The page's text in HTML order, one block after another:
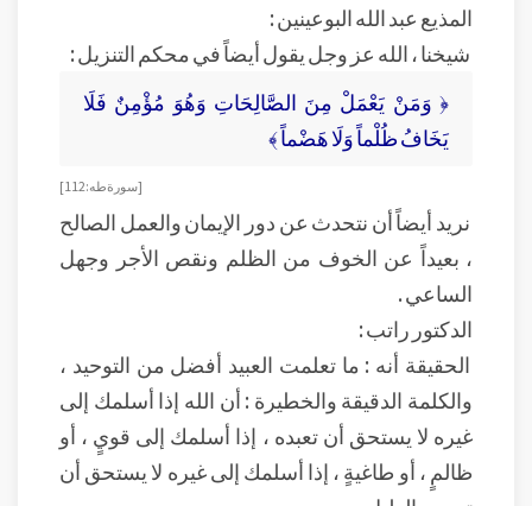
المذيع عبد الله البوعينين :
شيخنا ، الله عز وجل يقول أيضاً في محكم التنزيل :
﴿ وَمَنْ يَعْمَلْ مِنَ الصَّالِحَاتِ وَهُوَ مُؤْمِنٌ فَلَا
يَخَافُ ظُلْماً وَلَا هَضْماً ﴾
[ سورة طه : 112]
نريد أيضاً أن نتحدث عن دور الإيمان والعمل الصالح
، بعيداً عن الخوف من الظلم ونقص الأجر وجهل
الساعي .
الدكتور راتب :
الحقيقة أنه : ما تعلمت العبيد أفضل من التوحيد ،
والكلمة الدقيقة والخطيرة : أن الله إذا أسلمك إلى
غيره لا يستحق أن تعبده ، إذا أسلمك إلى قويٍ ، أو
ظالمٍ ، أو طاغيةٍ ، إذا أسلمك إلى غيره لا يستحق أن